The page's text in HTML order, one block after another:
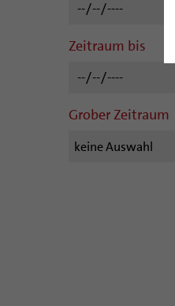
Zeitraum bis
Grober Zeitraum